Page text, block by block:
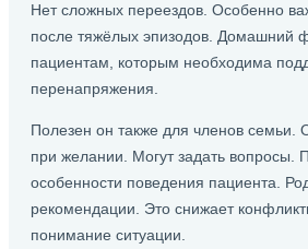
Нет сложных переездов. Особенно
после тяжёлых эпизодов. Домашний
пациентам, которым необходима
перенапряжения.
Полезен он также для членов семьи.
при желании. Могут задать вопросы.
особенности поведения пациента.
рекомендации. Это снижает
понимание ситуации.